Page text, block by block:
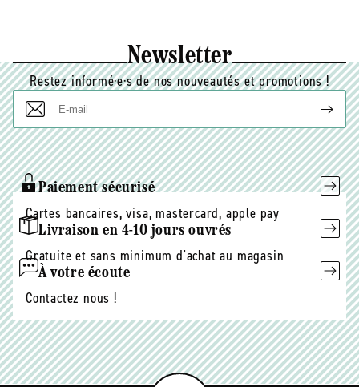
Newsletter
Restez informé·e·s de nos nouveautés et promotions !
E-
mail
Paiement sécurisé
Cartes bancaires, visa, mastercard, apple pay
Livraison en 4-10 jours ouvrés
Gratuite et sans minimum d'achat au magasin
À votre écoute
Contactez nous !